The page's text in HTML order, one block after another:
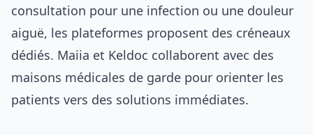
consultation pour une infection ou une douleur
aiguë, les plateformes proposent des créneaux
dédiés. Maiia et Keldoc collaborent avec des
maisons médicales de garde pour orienter les
patients vers des solutions immédiates.